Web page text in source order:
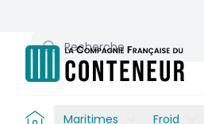
Recherche
Maritimes Froid